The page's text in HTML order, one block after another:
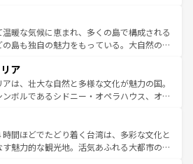
で観光を楽しむこともできる。 なお、新
報はコンテンツ一覧 を参照してほしい。
市は、観光、ショッピング、エンターテイ
まった刺激的なスポットだ。一方、アメリカ
然が広がり、グランドキャニオンやイエロー
リンズでは、音楽と美食が融合した独特の
行者はアメリカの各地域で異なる魅力を楽
その多様性と豊かな歴史を感じることができ
タイルだ。 なお、新着のアメリカ
ンツ一覧を参照してほしい。
温暖な気候に恵まれ、多くの島で構成される
の島も独自の魅力をもっている。大自然の神
ない。また、定番の観光地といえばオアフ
自然を求めるならマウイ島やカウアイ島が
メラルドグリーンに輝く海をはじめ、豊かな
の心で訪れる人々を迎えてくれるハワイの
いローカルフードやハワイアンミュージッ
フラダンスなど、すべてがハワイの魅力を彩
ア
は、壮大な自然と多様な文化が魅力の国。
ンボルであるシドニー・オペラハウス、オー
陸中央部にそびえるウルル（エアーズロッ
ニアの美しい原生林やケアンズの熱帯雨林な
がたくさん。また、カフェやワイン、オージ
時間ほどでたどり着く台湾は、多彩な文化と
す魅力的な観光地。活気あふれる大都市の台